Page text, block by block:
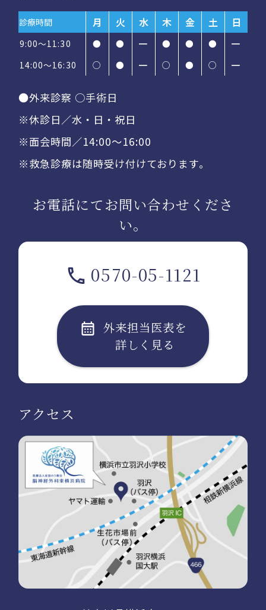
診療時間 月 火 水 木 金 土 日
9:00～11:30 ● ● ━ ● ● ●
━
14:00〜16:30
○ ● ━ ○ ● ○ ━
●外来診察 ○手術日
※休診日／水・日・祝日
※面会時間／14:00〜16:00
※救急診療は随時受け付けております。
お電話にてお問い合わせくださ
い。
0570-05-1121
外来担当医表を
詳しく見る
アクセス